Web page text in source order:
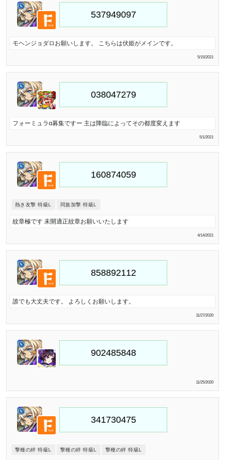
モヘンジョダロお願いします。 こちらは伏姫がメインです。
5/15/2021
フォーミュラα募集ですー 主は降臨によってその都度変えます
5/1/2021
熱き友撃 特級L 同族加撃 特級L
紋章極です 未開適正紋章お願いいたします
4/14/2021
誰でも大丈夫です。 よろしくお願いします。
11/27/2020
11/25/2020
撃種の絆 特級L 撃種の絆 特級L 撃種の絆 特級L